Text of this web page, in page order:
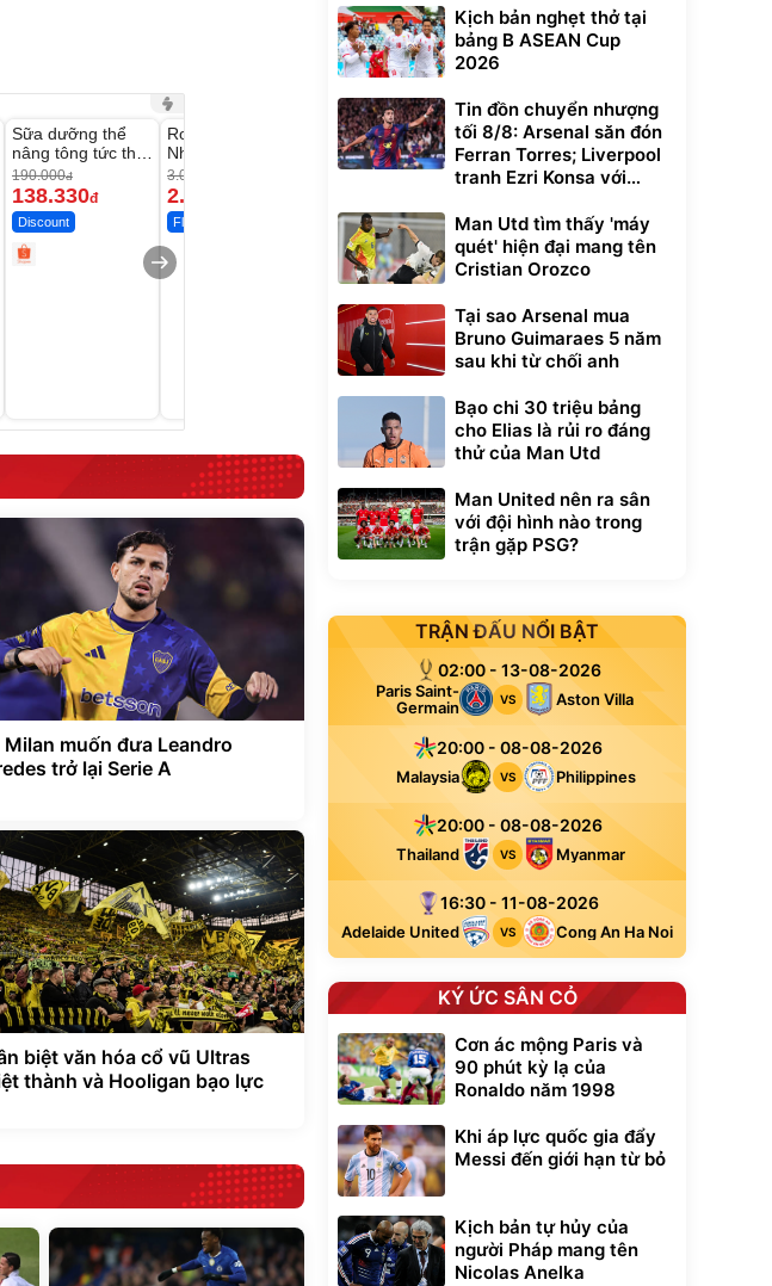
-27%
Sữa dưỡng thể
nâng tông tức thì
Vaseline Body
190.000đ
138.330đ
Discount
Robot Hút Bụi Lau
Nhà - D2-001 -
Thông Minh
3.000.000
2.200.000
Flash Sale
Unmute
Vali Bamozo
Khung Nhôm
9066 Size
Flash Sale
lưng chống nóng
giúp thoải mái
trong di chuyển
295.000đ
Milan muốn đưa Leandro
trở lại Serie A
biệt văn hóa cổ vũ Ultras
thành và Hooligan bạo lực
Kịch bản nghẹt thở tại
bảng B ASEAN Cup
2026
Tin đồn chuyển nhượng
tối 8/8: Arsenal săn đón
Ferran Torres; Liverpool
tranh Ezri Konsa với
Man Utd tìm thấy 'máy
quét' hiện đại mang tên
Cristian Orozco
Tại sao Arsenal mua
Bruno Guimaraes 5 năm
sau khi từ chối anh
Bạo chi 30 triệu bảng
cho Elias là rủi ro đáng
thử của Man Utd
Man United nên ra sân
với đội hình nào trong
trận gặp PSG?
TRẬN ĐẤU NỔI BẬT
02:00 - 13-08-2026
Paris Saint-
Germain
VS Aston Villa
20:00 - 08-08-2026
Malaysia VS Philippines
20:00 - 08-08-2026
Thailand VS Myanmar
16:30 - 11-08-2026
Adelaide United VS Cong An Ha Noi
KÝ ỨC SÂN CỎ
Cơn ác mộng Paris và
90 phút kỳ lạ của
Ronaldo năm 1998
Khi áp lực quốc gia đẩy
Messi đến giới hạn từ bỏ
Kịch bản tự hủy của
người Pháp mang tên
Nicolas Anelka